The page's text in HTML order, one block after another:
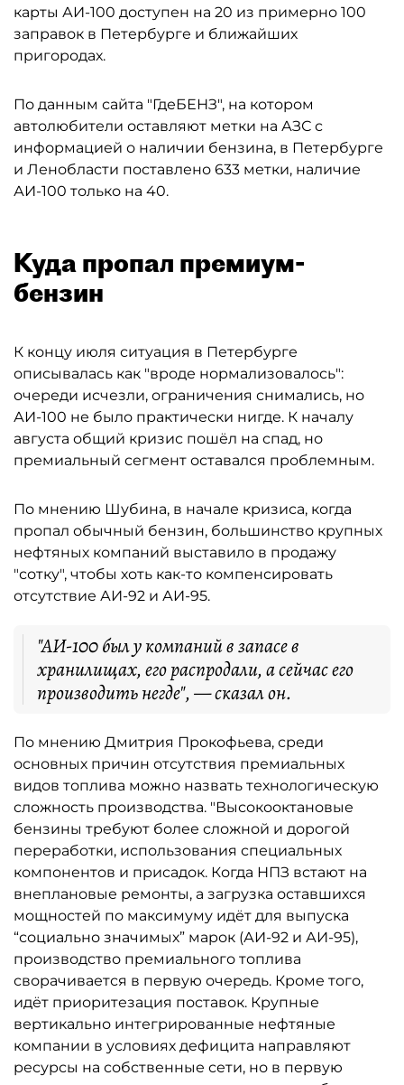
карты АИ-100 доступен на 20 из примерно 100
заправок в Петербурге и ближайших
пригородах.
По данным сайта "ГдеБЕНЗ", на котором
автолюбители оставляют метки на АЗС с
информацией о наличии бензина, в Петербурге
и Ленобласти поставлено 633 метки, наличие
АИ-100 только на 40.
Куда пропал премиум-
бензин
К концу июля ситуация в Петербурге
описывалась как "вроде нормализовалось":
очереди исчезли, ограничения снимались, но
АИ-100 не было практически нигде. К началу
августа общий кризис пошёл на спад, но
премиальный сегмент оставался проблемным.
По мнению Шубина, в начале кризиса, когда
пропал обычный бензин, большинство крупных
нефтяных компаний выставило в продажу
"сотку", чтобы хоть как-то компенсировать
отсутствие АИ-92 и АИ-95.
"АИ-100 был у компаний в запасе в
хранилищах, его распродали, а сейчас его
производить негде", — сказал он.
По мнению Дмитрия Прокофьева, среди
основных причин отсутствия премиальных
видов топлива можно назвать технологическую
сложность производства. "Высокооктановые
бензины требуют более сложной и дорогой
переработки, использования специальных
компонентов и присадок. Когда НПЗ встают на
внеплановые ремонты, а загрузка оставшихся
мощностей по максимуму идёт для выпуска
“социально значимых” марок (АИ-92 и АИ-95),
производство премиального топлива
сворачивается в первую очередь. Кроме того,
идёт приоритезация поставок. Крупные
вертикально интегрированные нефтяные
компании в условиях дефицита направляют
ресурсы на собственные сети, но в первую